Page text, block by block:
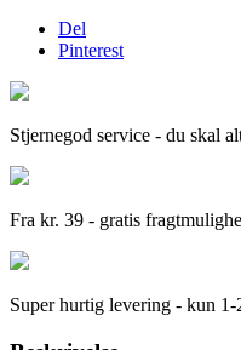
Del
Pinterest
Stjernegod service - du skal
Fra kr. 39 - gratis
Super hurtig levering - kun 1-